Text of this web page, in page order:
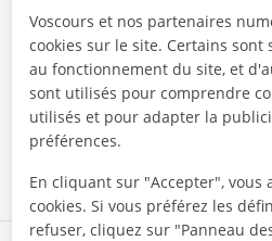
Te ofrezco clases personalizadas
en tus necesidades. Deseo
aprender también d...
voir plus
Voscours et nos partenaires
cookies sur le site. Certains sont
au fonctionnement du site, et
sont utilisés pour comprendre
utilisés et pour adapter la
préférences.
En cliquant sur "Accepter", vous
cookies. Si vous préférez les
refuser, cliquez sur "Panneau